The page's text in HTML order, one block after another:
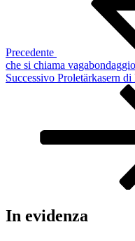
Precedente
che si chiama
Articolo
Successivo Proletärkasern di
In evidenza